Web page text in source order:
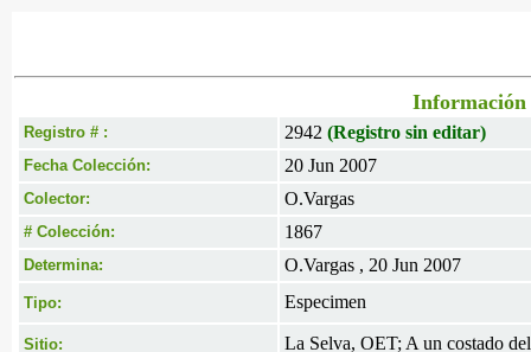
Información
Registro # : 2942 (Registro sin editar)
Fecha Colección: 20 Jun 2007
Colector: O.Vargas
# Colección: 1867
Determina: O.Vargas , 20 Jun 2007
Tipo: Especimen
Sitio: La Selva, OET; A un costado